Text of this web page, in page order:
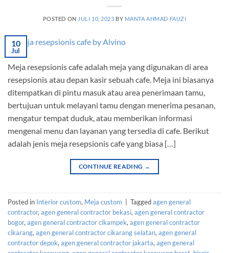
POSTED ON JULI 10, 2023 BY MANTA AHMAD FAUZI
10
Jul
Meja resepsionis cafe adalah meja yang digunakan di area
resepsionis atau depan kasir sebuah cafe. Meja ini biasanya
ditempatkan di pintu masuk atau area penerimaan tamu,
bertujuan untuk melayani tamu dengan menerima pesanan,
mengatur tempat duduk, atau memberikan informasi
mengenai menu dan layanan yang tersedia di cafe. Berikut
adalah jenis meja resepsionis cafe yang biasa […]
CONTINUE READING →
Posted in Interior custom, Meja custom Taggedagen general
contractor, agen general contractor bekasi, agen general contractor
bogor, agen general contractor cikampek, agen general contractor
cikarang, agen general contractor cikarang selatan, agen general
contractor depok, agen general contractor jakarta, agen general